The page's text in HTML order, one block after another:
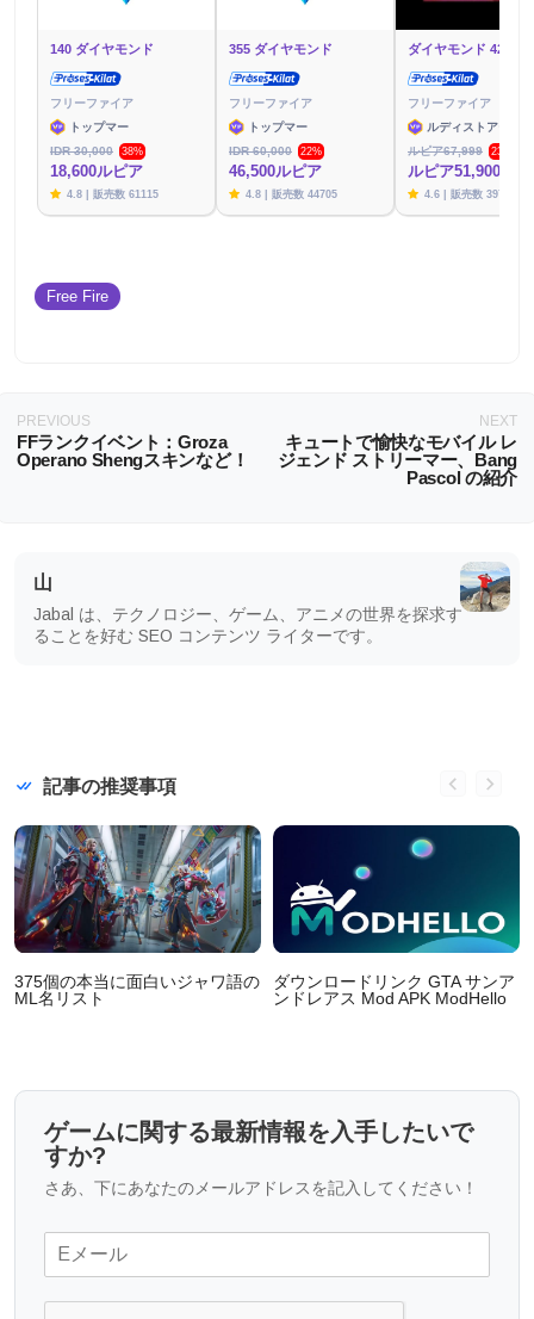
140 ダイヤモンド
フリーファイア
トップマー
IDR 30,000
38%
18,600ルピア
4.8 | 販売数 61115
355 ダイヤモンド
フリーファイア
トップマー
IDR 60,000
22%
46,500ルピア
4.8 | 販売数 44705
ダイヤモンド 425 個
フリーファイア
ルディストアーズ
ルピア67,999
23%
ルピア51,900
4.6 | 販売数 39791
Free Fire
PREVIOUS
FFランクイベント：Groza
Operano Shengスキンなど！
NEXT
キュートで愉快なモバイル レ
ジェンド ストリーマー、Bang
Pascol の紹介
山
Jabal は、テクノロジー、ゲーム、アニメの世界を探求す
ることを好む SEO コンテンツ ライターです。
記事の推奨事項
375個の本当に面白いジャワ語の
ML名リスト
ダウンロードリンク GTA サンア
ンドレアス Mod APK ModHello
ゲームに関する最新情報を入手したいで
すか?
さあ、下にあなたのメールアドレスを記入してください！